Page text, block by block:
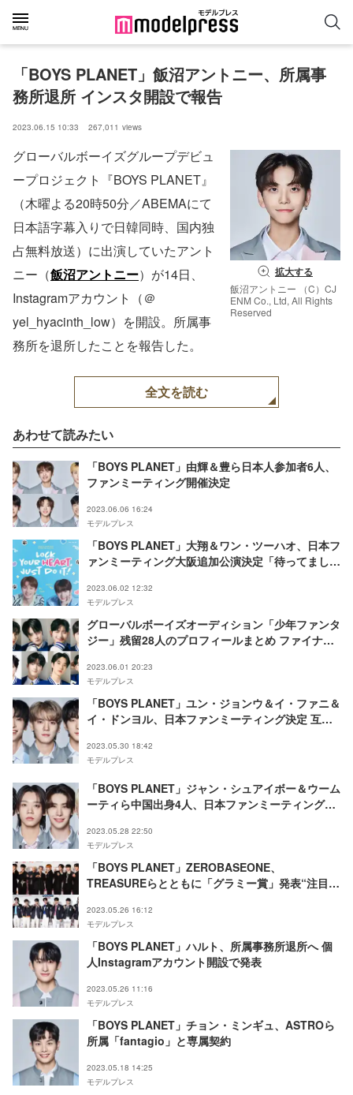
「BOYS PLANET」飯沼アントニー、所属事
務所退所 インスタ開設で報告
2023.06.15 10:33 267,011 views
拡大する
飯沼アントニー （C）CJ
ENM Co., Ltd, All Rights
Reserved
グローバルボーイズグループデビュ
ープロジェクト『BOYS PLANET』
（木曜よる20時50分／ABEMAにて
日本語字幕入りで日韓同時、国内独
占無料放送）に出演していたアント
ニー（飯沼アントニー）が14日、
Instagramアカウント（＠
yel_hyacinth_low）を開設。所属事
務所を退所したことを報告した。
全文を読む
あわせて読みたい
「BOYS PLANET」由輝＆豊ら日本人参加者6人、
ファンミーティング開催決定
2023.06.06 16:24
モデルプレス
「BOYS PLANET」大翔＆ワン・ツーハオ、日本フ
ァンミーティング大阪追加公演決定「待ってまし
2023.06.02 12:32
モデルプレス
グローバルボーイズオーディション「少年ファンタ
ジー」残留28人のプロフィールまとめ ファイナル
2023.06.01 20:23
モデルプレス
「BOYS PLANET」ユン・ジョンウ＆イ・ファニ＆
イ・ドンヨル、日本ファンミーティング決定 互い
2023.05.30 18:42
モデルプレス
「BOYS PLANET」ジャン・シュアイボー＆ウーム
ーティら中国出身4人、日本ファンミーティング決
2023.05.28 22:50
モデルプレス
「BOYS PLANET」ZEROBASEONE、
TREASUREらとともに「グラミー賞」発表“注目す
2023.05.26 16:12
モデルプレス
「BOYS PLANET」ハルト、所属事務所退所へ 個
人Instagramアカウント開設で発表
2023.05.26 11:16
モデルプレス
「BOYS PLANET」チョン・ミンギュ、ASTROら
所属「fantagio」と専属契約
2023.05.18 14:25
モデルプレス